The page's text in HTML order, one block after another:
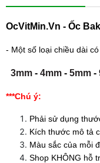
OcVitMin.Vn - Ốc
- Một số loại chiều dài
3mm - 4mm - 5mm -
***Chú ý:
Phải sử dụng
Kích thước mô tả
Màu sắc của mỗi
Shop KHÔNG hỗ